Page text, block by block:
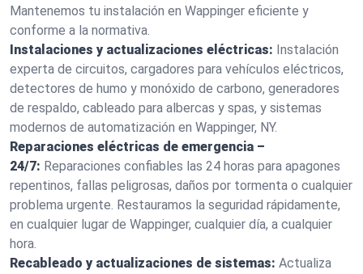
Mantenemos tu instalación en Wappinger eficiente y
conforme a la normativa.
Instalaciones y actualizaciones eléctricas: Instalación
experta de circuitos, cargadores para vehículos eléctricos,
detectores de humo y monóxido de carbono, generadores
de respaldo, cableado para albercas y spas, y sistemas
modernos de automatización en Wappinger, NY.
Reparaciones eléctricas de emergencia –
24/7: Reparaciones confiables las 24 horas para apagones
repentinos, fallas peligrosas, daños por tormenta o cualquier
problema urgente. Restauramos la seguridad rápidamente,
en cualquier lugar de Wappinger, cualquier día, a cualquier
hora.
Recableado y actualizaciones de sistemas: Actualiza